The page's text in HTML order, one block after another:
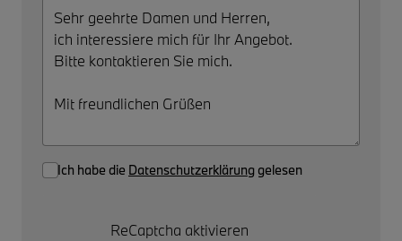
Ich habe die Datenschutzerklärung gelesen
ReCaptcha aktivieren